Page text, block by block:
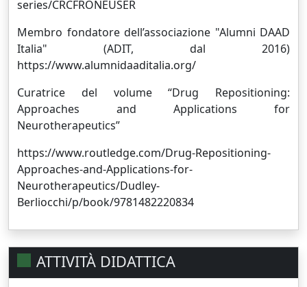
series/CRCFRONEUSER
Membro fondatore dell’associazione "Alumni DAAD
Italia" (ADIT, dal 2016)
https://www.alumnidaaditalia.org/
Curatrice del volume “Drug Repositioning:
Approaches and Applications for
Neurotherapeutics”
https://www.routledge.com/Drug-Repositioning-
Approaches-and-Applications-for-
Neurotherapeutics/Dudley-
Berliocchi/p/book/9781482220834
ATTIVITÀ DIDATTICA